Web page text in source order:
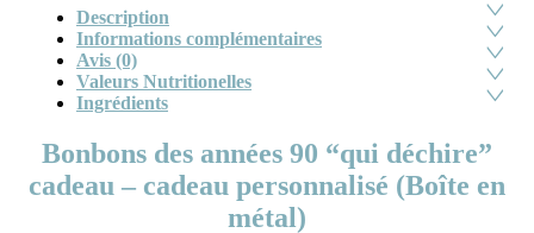
Description
Informations complémentaires
Avis (0)
Valeurs Nutritionelles
Ingrédients
Bonbons des années 90 “qui déchire”
cadeau – cadeau personnalisé (Boîte en
métal)